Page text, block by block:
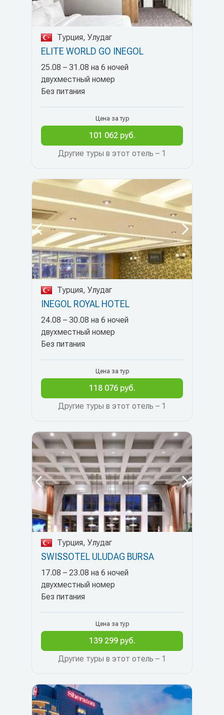
Турция, Улудаг
ELITE WORLD GO INEGOL
25.08 – 31.08 на 6 ночей
двухместный номер
Без питания
Другие туры в этот отель – 1
Цена за тур
101 062 руб.
Турция, Улудаг
INEGOL ROYAL HOTEL
24.08 – 30.08 на 6 ночей
двухместный номер
Без питания
Другие туры в этот отель – 1
Цена за тур
118 076 руб.
Турция, Улудаг
SWISSOTEL ULUDAG BURSA
17.08 – 23.08 на 6 ночей
двухместный номер
Без питания
Другие туры в этот отель – 1
Цена за тур
139 299 руб.